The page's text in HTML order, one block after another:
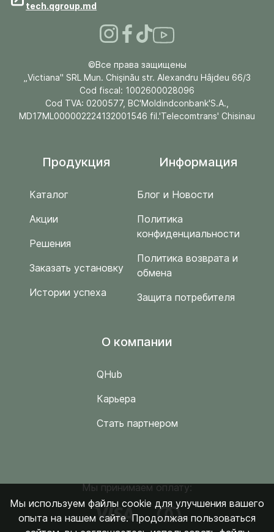
tech.qgroup.md
©Все права защищены
„Victiana" SRL Mun. Chişinău str. Alexandru Hâjdeu 66/3
Cod fiscal: 1002600028096
Cod TVA: 0200577, BC'Moldindconbank'S.A.,
MD17ML000002224132001546 fil.'Telecomtrans' Chisinau
Продукция
Каталог
Акции
Решения
Заказать установку
Истории успеха
Информация
Блог и Новости
Политика
конфиденциальности
Политика возврата и
обмена
Защита потребителя
O компании
QHub
Карьера
Стать партнером
Мы принимаем оплату:
Мы используем файлы cookie для улучшения вашего
опыта на нашем сайте. Продолжая пользоваться